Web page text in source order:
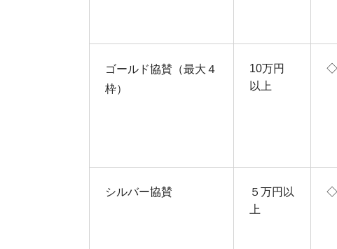
ゴールド協賛（最大４
枠）
10万円
以上
◇
シルバー協賛
５万円以
上
◇